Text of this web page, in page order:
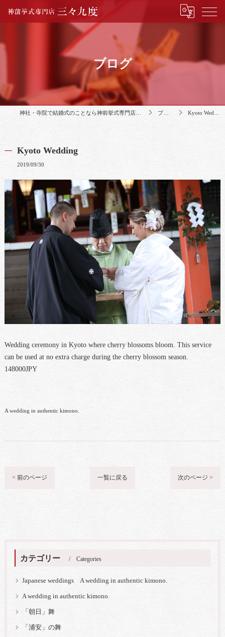
ブログ
神社・寺院で結婚式のことなら神前挙式専門店三々九度 ブログ Kyoto Wedding
Kyoto Wedding
2019/09/30
Wedding ceremony in Kyoto where cherry blossoms bloom. This service
can be used at no extra charge during the cherry blossom season.
148000JPY
A wedding in authentic kimono.
< 前のページ 一覧に戻る 次のページ >
カテゴリー Categories
Japanese weddings A wedding in authentic kimono.
A wedding in authentic kimono.
「朝日」舞
「浦安」の舞